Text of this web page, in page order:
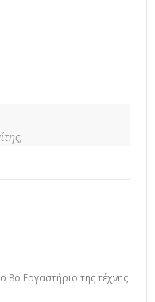
8ο Εργαστήριο της τέχνης